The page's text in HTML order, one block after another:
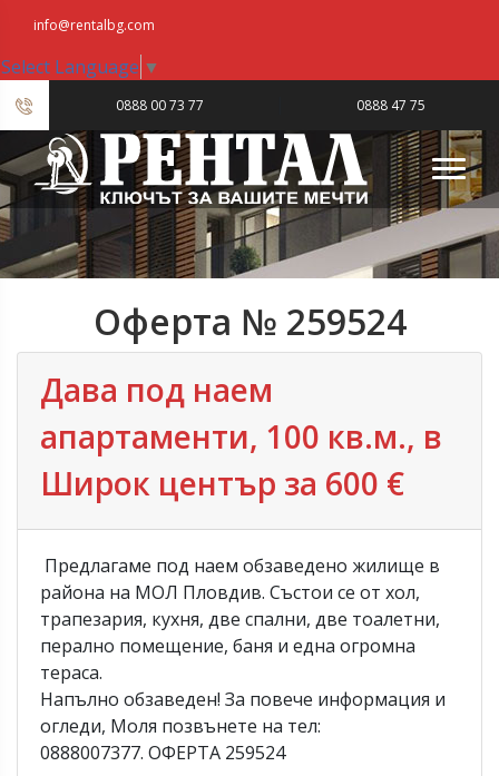
info@rentalbg.com
Select Language ▼
0888 00 73 77 0888 47 75
23
Оферта № 259524
Дава под наем
апартаменти, 100 кв.м., в
Широк център за 600 €
Предлагаме под наем обзаведено жилище в
района на МОЛ Пловдив. Състои се от хол,
трапезария, кухня, две спални, две тоалетни,
перално помещение, баня и една огромна
тераса.
Напълно обзаведен! За повече информация и
огледи, Моля позвънете на тел:
0888007377. ОФЕРТА 259524